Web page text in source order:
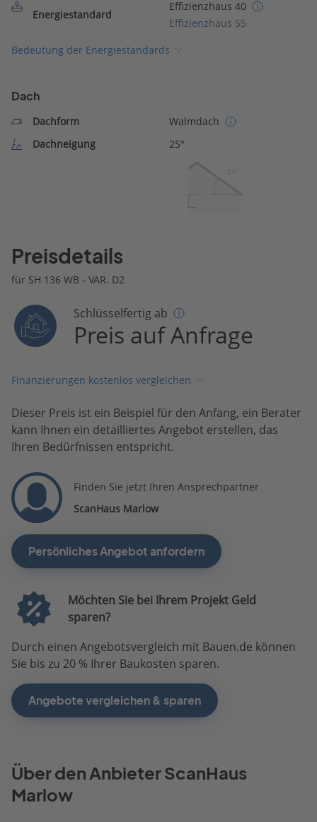
Energiestandard
Effizienzhaus 40
Effizienzhaus 55
Bedeutung der Energiestandards
Dach
Dachform
Walmdach
Dachneigung
25°
Preisdetails
für SH 136 WB - VAR. D2
Schlüsselfertig ab
Preis auf Anfrage
Finanzierungen kostenlos vergleichen
Dieser Preis ist ein Beispiel für den Anfang, ein Berater
kann Ihnen ein detailliertes Angebot erstellen, das
Ihren Bedürfnissen entspricht.
Finden Sie jetzt Ihren Ansprechpartner
ScanHaus Marlow
Persönliches Angebot anfordern
Möchten Sie bei Ihrem Projekt Geld
sparen?
Durch einen Angebotsvergleich mit Bauen.de können
Sie bis zu 20 % Ihrer Baukosten sparen.
Angebote vergleichen & sparen
Über den Anbieter ScanHaus
Marlow